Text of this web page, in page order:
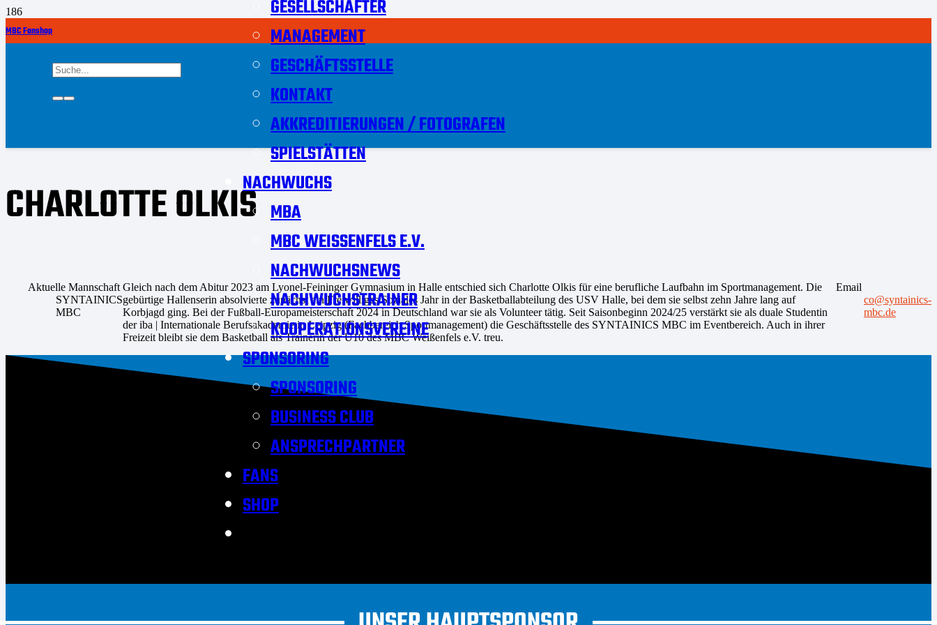
MBC Fanshop
GESELLSCHAFTER
MANAGEMENT
GESCHÄFTSSTELLE
KONTAKT
AKKREDITIERUNGEN / FOTOGRAFEN
SPIELSTÄTTEN
NACHWUCHS
MBA
MBC WEISSENFELS E.V.
NACHWUCHSNEWS
NACHWUCHSTRAINER
KOOPERATIONSVEREINE
SPONSORING
SPONSORING
BUSINESS CLUB
ANSPRECHPARTNER
FANS
SHOP
CHARLOTTE OLKIS
Aktuelle Mannschaft
SYNTAINICS
MBC
Gleich nach dem Abitur 2023 am Lyonel-Feininger Gymnasium in Halle entschied sich Charlotte Olkis für eine berufliche Laufbahn im Sportmanagement. Die
gebürtige Hallenserin absolvierte zunächst ein Freiwilliges Soziales Jahr in der Basketballabteilung des USV Halle, bei dem sie selbst zehn Jahre lang auf
Korbjagd ging. Bei der Fußball-Europameisterschaft 2024 in Deutschland war sie als Volunteer tätig. Seit Saisonbeginn 2024/25 verstärkt sie als duale Studentin
der iba | Internationale Berufsakademie in Leipzig (Fachbereich Sportmanagement) die Geschäftsstelle des SYNTAINICS MBC im Eventbereich. Auch in ihrer
Freizeit bleibt sie dem Basketball als Trainerin der U10 des MBC Weißenfels e.V. treu.
Email
co@syntainics-
mbc.de